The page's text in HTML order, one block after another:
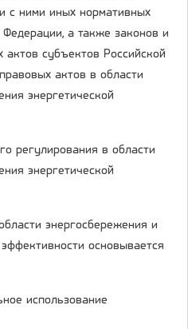
с ними иных нормативных
а также законов и
субъектов Российской
актов в области
энергетической
регулирования в области
энергетической
энергосбережения и
основывается
использование